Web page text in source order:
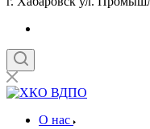
О нас